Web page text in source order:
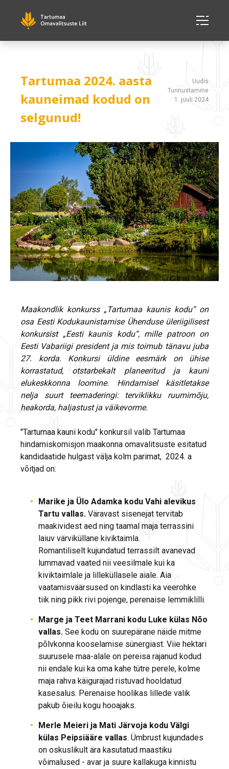
Tartumaa 2024. aasta
kauneimad kodud on
selgunud!
Uudis
Tunnustamine
1. juuli 2024
Maakondlik konkurss „Tartumaa kaunis kodu“ on
osa Eesti Kodukaunistamise Ühenduse üleriigilisest
konkursist „Eesti kaunis kodu“, mille patroon on
Eesti Vabariigi president ja mis toimub tänavu juba
27. korda. Konkursi üldine eesmärk on ühise
korrastatud, otstarbekalt planeeritud ja kauni
elukeskkonna loomine. Hindamisel käsitletakse
nelja suurt teemaderingi: terviklikku ruumimõju,
heakorda, haljastust ja väikevorme.
"Tartumaa kauni kodu" konkursil valib Tartumaa
hindamiskomisjon maakonna omavalitsuste esitatud
kandidaatide hulgast välja kolm parimat, 2024. a
võitjad on:
Marike ja Ülo Adamka kodu Vahi alevikus
Tartu vallas. Väravast sisenejat tervitab
maakividest aed ning taamal maja terrassini
laiuv värviküllane kiviktaimla.
Romantiliselt kujundatud terrassilt avanevad
lummavad vaated nii veesilmale kui ka
kiviktaimlale ja lilleküllasele aiale. Aia
vaatamisväärsused on kindlasti ka veerohke
tiik ning pikk rivi pojenge, perenaise lemmiklilli.
M arge ja Teet Marrani kodu Luke külas Nõo
vallas. See kodu on suurepärane näide mitme
põlvkonna kooselamise sünergiast. Viie hektari
suurusele maa-alale on pereisa rajanud kodud
nii endale kui ka oma kahe tütre perele, kolme
maja rahva käigurajad ristuvad hooldatud
kasesalus. Perenaise hoolikas lillede valik
pakub õieilu kogu hooajaks.
Merle Meieri ja Mati Järvoja kodu Välgi
külas Peipsiääre vallas. Ümbrust kujundades
on oskuslikult ära kasutatud maastiku
võimalused - avar ja suure kallakuga kinnistu